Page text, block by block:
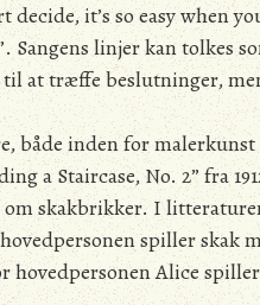
it’s so easy when
Sangens linjer kan tolkes
at træffe beslutninger,
både inden for
a Staircase, No. 2” fra
skakbrikker. I
spiller skak
hovedpersonen Alice